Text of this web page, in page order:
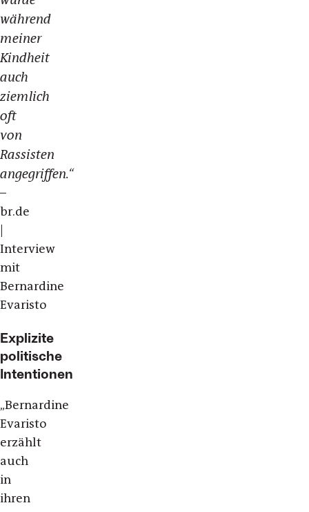
während
meiner
Kindheit
auch
ziemlich
oft
von
Rassisten
angegriffen.“
–
br.de
Interview
mit
Bernardine
Evaristo
Explizite
politische
Intentionen
„Bernardine
Evaristo
erzählt
auch
in
ihren